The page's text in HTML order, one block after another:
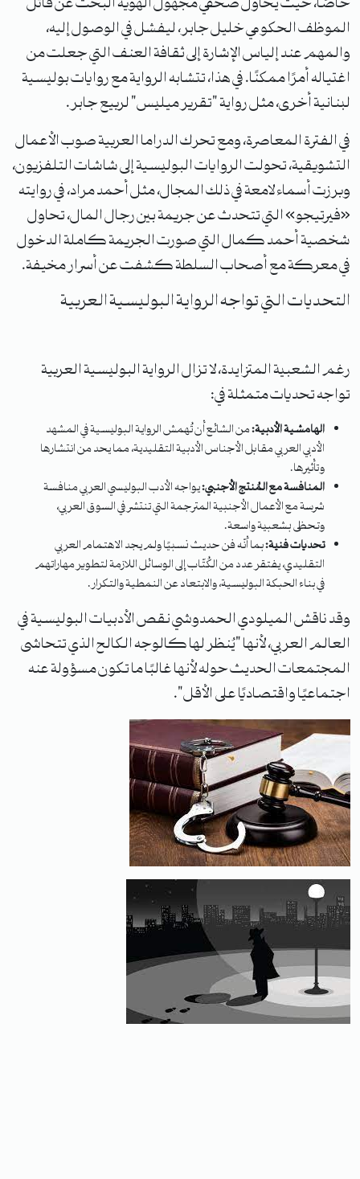
الموظف الحكومي خليل جابر، ليفشل في الوصول إليه،
والمهم عند إلياس الإشارة إلى ثقافة العنف التي جعلت من
اغتياله أمرًا ممكنًا. في هذا، تتشابه الرواية مع روايات بوليسية
لبنانية أخرى، مثل رواية "تقرير ميليس" لربيع جابر.
في الفترة المعاصرة، ومع تحرك الدراما العربية صوب الأعمال
التشويقية، تحولت الروايات البوليسية إلى شاشات التلفزيون،
وبرزت أسماء لامعة في ذلك المجال، مثل أحمد مراد، في روايته
«فيرتيجو» التي تتحدث عن جريمة بين رجال المال، تحاول
شخصية أحمد كمال التي صورت الجريمة كاملة الدخول
في معركة مع أصحاب السلطة كشفت عن أسرار مخيفة.
التحديات التي تواجه الرواية البوليسية العربية
رغم الشعبية المتزايدة، لا تزال الرواية البوليسية العربية
تواجه تحديات متمثلة في:
الهامشية الأدبية:من الشائع أن تُهمش الرواية البوليسية في المشهد
الأدبي العربي مقابل الأجناس الأدبية التقليدية، مما يحد من انتشارها
وتأثيرها.
المنافسة مع المُنتج الأجنبي:يواجه الأدب البوليسي العربي منافسة
شرسة مع الأعمال الأجنبية المترجمة التي تنتشر في السوق العربي،
وتحظى بشعبية واسعة.
تحديات فنية:بما أنّه فن حديث نسبيًا ولم يجد الاهتمام العربي
التقليدي، يفتقر عدد من الكُتّاب إلى الوسائل اللازمة لتطوير مهاراتهم
في بناء الحبكة البوليسية، والابتعاد عن النمطية والتكرار.
وقد ناقش الميلودي الحمدوشي نقص الأدبيات البوليسية في
العالم العربي، لأنها "يُنظر لها كالوجه الكالح الذي تتحاشى
المجتمعات الحديث حوله لأنها غالبًا ما تكون مسؤولة عنه
اجتماعيًا واقتصاديًا على الأقل".